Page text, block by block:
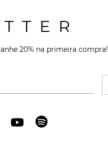
20% na primeira compra!